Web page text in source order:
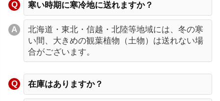
寒い時期に寒冷地に送れますか？
北海道・東北・信越・北陸等地域には、冬の寒
い間、大きめの観葉植物（土物）は送れない場
合がございます。
在庫はありますか？